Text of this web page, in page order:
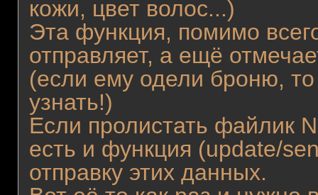
кожи, цвет волос...)
Эта функция, помимо
отправляет, а ещё
(если ему одели броню,
узнать!)
Если пролистать файлик
есть и функция (update/
отправку этих данных.